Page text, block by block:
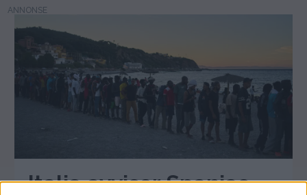
Italia avviser Spanias